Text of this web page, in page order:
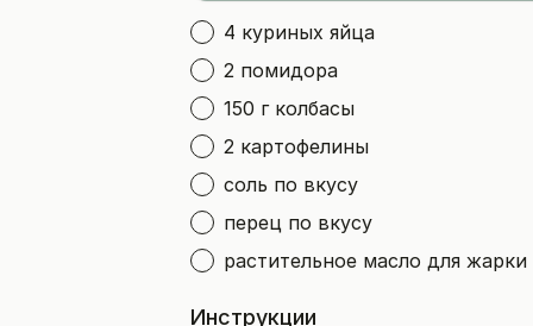
4 куриных яйца
2 помидора
150 г колбасы
2 картофелины
соль по вкусу
перец по вкусу
растительное масло для жарки
Инструкции